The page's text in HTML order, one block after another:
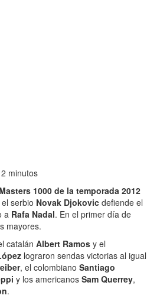
2 minutos
Masters 1000 de la temporada 2012
serbio Novak Djokovic defiende el
a Rafa Nadal. En el primer día de
mayores.
catalán Albert Ramos y el
lograron sendas victorias al igual
, el colombiano Santiago
y los americanos Sam Querrey,
.